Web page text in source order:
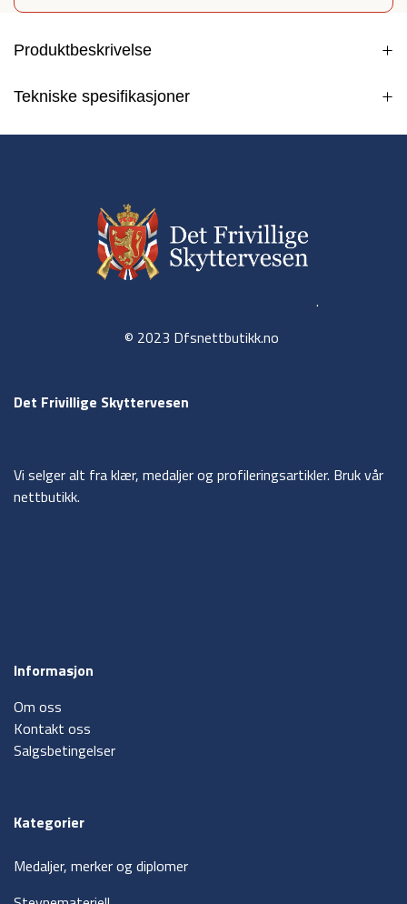
Produktbeskrivelse
Tekniske spesifikasjoner
.
© 2023 Dfsnettbutikk.no
Det Frivillige Skyttervesen
Vi selger alt fra klær, medaljer og profileringsartikler. Bruk vår
nettbutikk.
Informasjon
Om oss
Kontakt oss
Salgsbetingelser
Kategorier
Medaljer, merker og diplomer